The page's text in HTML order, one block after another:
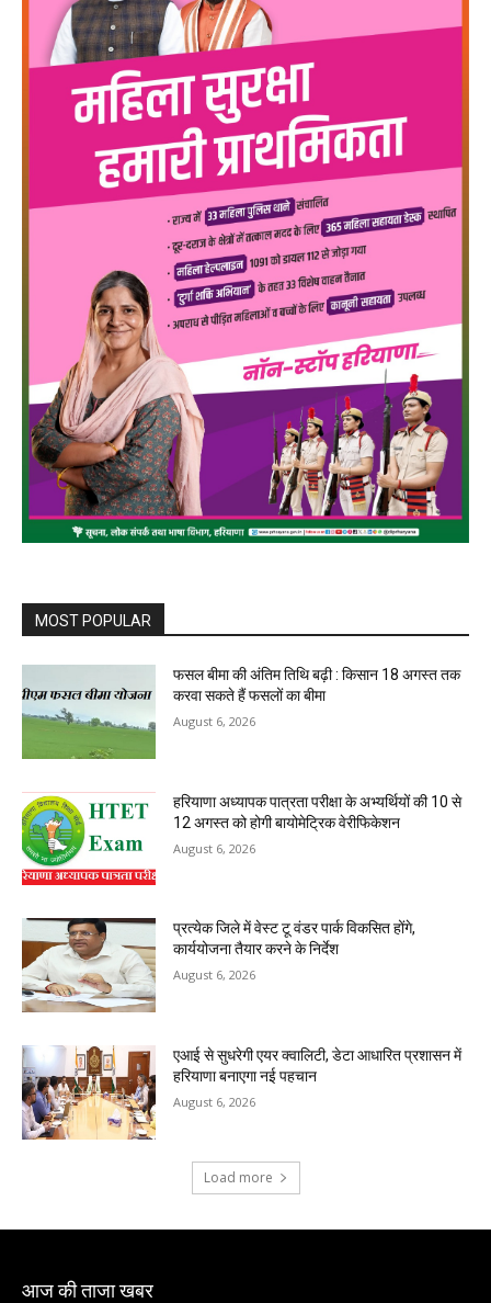
MOST POPULAR
फसल बीमा की अंतिम तिथि बढ़ी : किसान 18 अगस्त तक
करवा सकते हैं फसलों का बीमा
August 6, 2026
हरियाणा अध्यापक पात्रता परीक्षा के अभ्यर्थियों की 10 से
12 अगस्त को होगी बायोमेट्रिक वेरीफिकेशन
August 6, 2026
प्रत्येक जिले में वेस्ट टू वंडर पार्क विकसित होंगे,
कार्ययोजना तैयार करने के निर्देश
August 6, 2026
एआई से सुधरेगी एयर क्वालिटी, डेटा आधारित प्रशासन में
हरियाणा बनाएगा नई पहचान
August 6, 2026
Load more
आज की ताजा खबर